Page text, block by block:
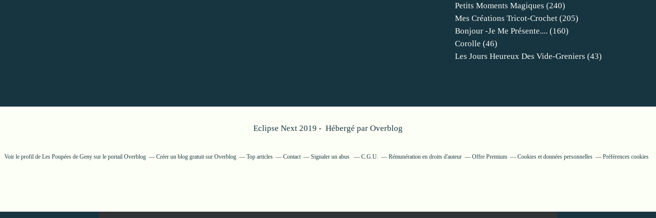
Petits Moments Magiques (240)
Mes Créations Tricot-Crochet (205)
Bonjour -je Me Présente.... (160)
Corolle (46)
Les Jours Heureux Des Vide-Greniers (43)
Eclipse Next 2019 - Hébergé par Overblog
Voir le profil de Les Poupées de Geny sur le portail Overblog Créer un blog gratuit sur Overblog Top articles Contact Signaler un abus C.G.U. Rémunération en droits d'auteur Offre Premium Cookies et données personnelles Préférences cookies